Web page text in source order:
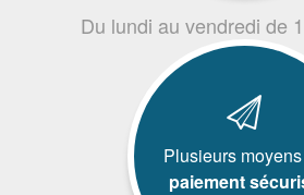
Du lundi au vendredi de
Plusieurs
paiement